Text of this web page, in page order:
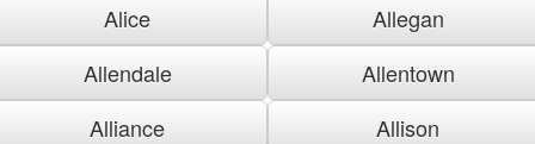
Alice
Allegan
Allendale
Allentown
Alliance
Allison